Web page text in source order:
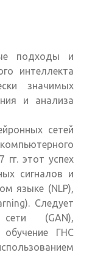
подходы и
интеллекта
значимых
и анализа
сетей
гг. этот успех
сигналов и
языке (NLP),
Следует
сети (GAN),
обучение ГНС